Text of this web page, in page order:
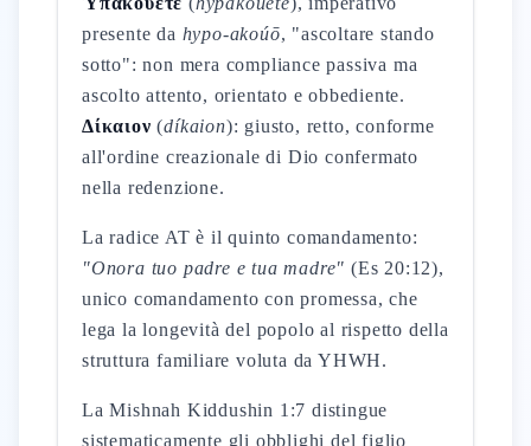
presente da hypo-akoúō, "ascoltare stando
sotto": non mera compliance passiva ma
ascolto attento, orientato e obbediente.
Δίκαιον (díkaion): giusto, retto, conforme
all'ordine creazionale di Dio confermato
nella redenzione.
La radice AT è il quinto comandamento:
"Onora tuo padre e tua madre" (Es 20:12),
unico comandamento con promessa, che
lega la longevità del popolo al rispetto della
struttura familiare voluta da YHWH.
La Mishnah Kiddushin 1:7 distingue
sistematicamente gli obblighi del figlio